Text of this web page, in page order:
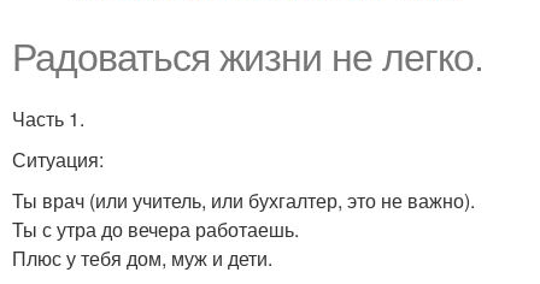
Радоваться жизни не легко.
Часть 1.
Ситуация:
Ты врач (или учитель, или бухгалтер, это не важно).
Ты с утра до вечера работаешь.
Плюс у тебя дом, муж и дети.